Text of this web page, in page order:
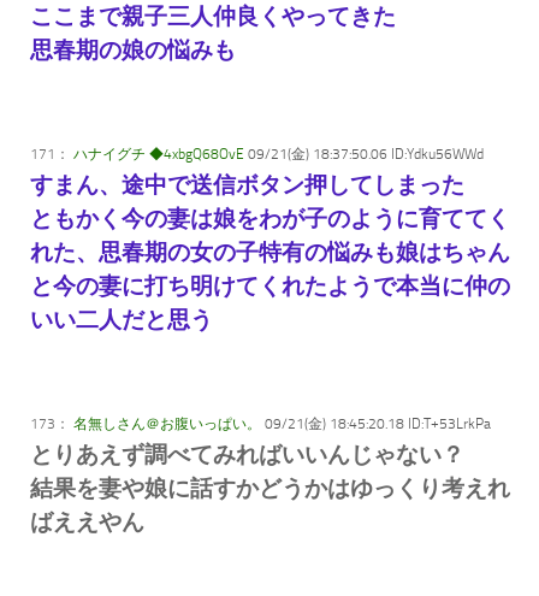
ここまで親子三人仲良くやってきた
思春期の娘の悩みも
171： ハナイグチ ◆4xbgQ68OvE 09/21(金) 18:37:50.06 ID:Ydku56WWd
すまん、途中で送信ボタン押してしまった
ともかく今の妻は娘をわが子のように育ててく
れた、思春期の女の子特有の悩みも娘はちゃん
と今の妻に打ち明けてくれたようで本当に仲の
いい二人だと思う
173： 名無しさん＠お腹いっぱい。 09/21(金) 18:45:20.18 ID:T+53LrkPa
とりあえず調べてみればいいんじゃない？
結果を妻や娘に話すかどうかはゆっくり考えれ
ばええやん